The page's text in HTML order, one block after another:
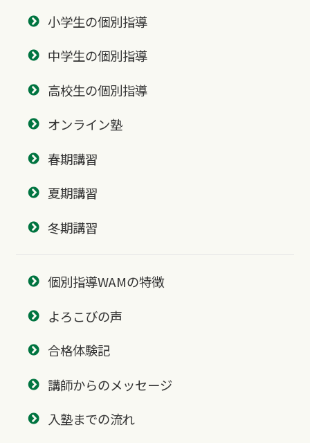
小学生の個別指導
中学生の個別指導
高校生の個別指導
オンライン塾
春期講習
夏期講習
冬期講習
個別指導WAMの特徴
よろこびの声
合格体験記
講師からのメッセージ
入塾までの流れ